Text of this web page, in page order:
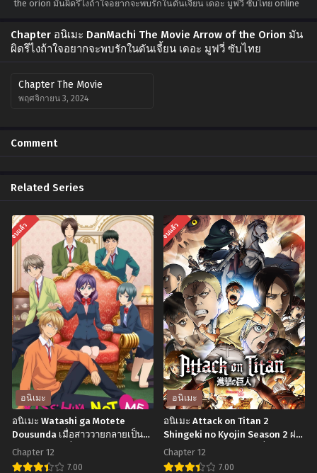
the orion มันผิดรึไงถ้าใจอยากจะพบรักในดันเจี้ยน เดอะ มูฟวี่ ซับไทย online
Chapter อนิเมะ DanMachi The Movie Arrow of the Orion มัน
ผิดรึไงถ้าใจอยากจะพบรักในดันเจี้ยน เดอะ มูฟวี่ ซับไทย
Chapter The Movie
พฤศจิกายน 3, 2024
Comment
Related Series
จบแล้ว
อนิเมะ
อนิเมะ Watashi ga Motete
Dousunda เมื่อสาววายกลายเป็น
สาวฮอต ตอนที่1-12 ซับไทย
Chapter 12
7.00
จบแล้ว
อนิเมะ
อนิเมะ Attack on Titan 2
Shingeki no Kyojin Season 2 ผ่า
พิภพไททัน (ภาค2) ตอนที่1-12
พากย์ไทย
Chapter 12
7.00